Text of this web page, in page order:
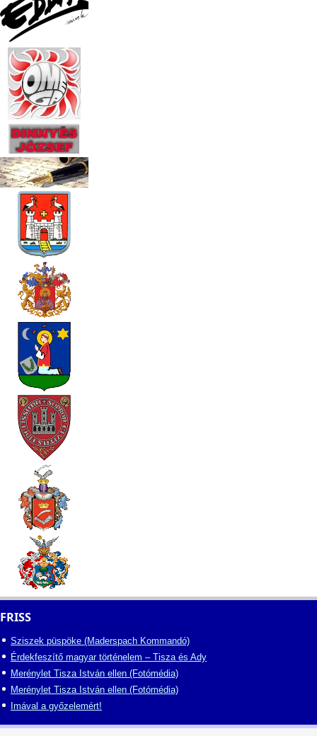
FRISS
Sziszek püspöke (Maderspach Kommandó)
Érdekfeszítő magyar történelem – Tisza és Ady
Merénylet Tisza István ellen (Fotómédia)
Merénylet Tisza István ellen (Fotómédia)
Imával a győzelemért!